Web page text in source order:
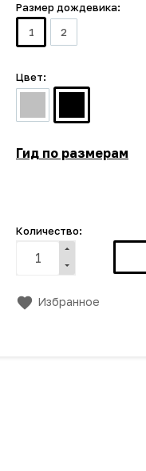
Размер дождевика:
1
2
Цвет:
Гид по размерам
Количество:
Избранное